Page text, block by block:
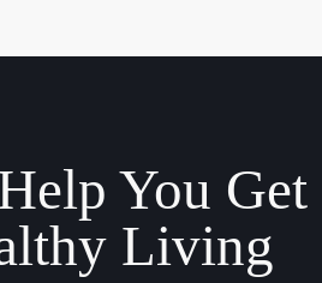
You Get
Living